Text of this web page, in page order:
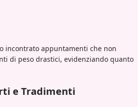
incontrato appuntamenti che non
di peso drastici, evidenziando quanto
e Tradimenti